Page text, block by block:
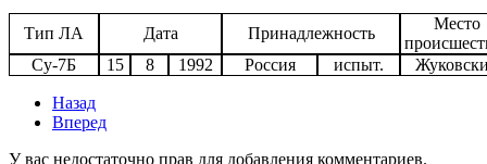
Тип ЛА Дата Принадлежность
Место
Су-7Б
15 8 1992 Россия испыт.
Назад
Вперед
У вас недостаточно прав для добавления комментариев.